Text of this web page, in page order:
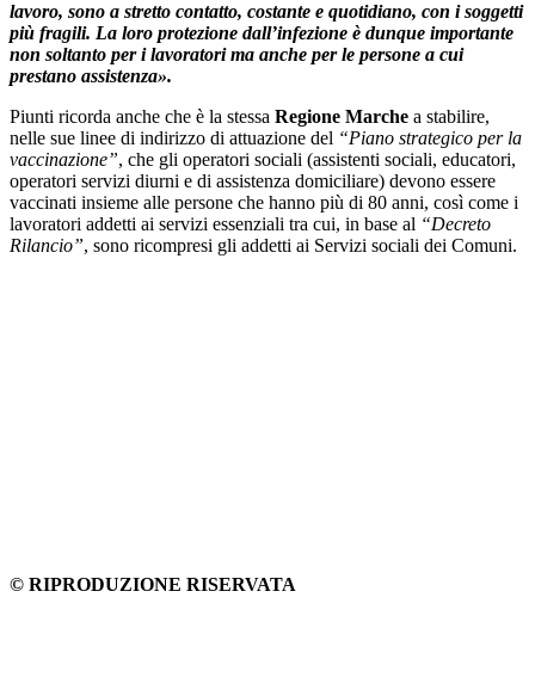
lavoro, sono a stretto contatto, costante e quotidiano, con i soggetti
più fragili. La loro protezione dall’infezione è dunque importante
non soltanto per i lavoratori ma anche per le persone a cui
prestano assistenza».
Piunti ricorda anche che è la stessa Regione Marche a stabilire,
nelle sue linee di indirizzo di attuazione del “Piano strategico per la
vaccinazione”, che gli operatori sociali (assistenti sociali, educatori,
operatori servizi diurni e di assistenza domiciliare) devono essere
vaccinati insieme alle persone che hanno più di 80 anni, così come i
lavoratori addetti ai servizi essenziali tra cui, in base al “Decreto
Rilancio”, sono ricompresi gli addetti ai Servizi sociali dei Comuni.
© RIPRODUZIONE RISERVATA